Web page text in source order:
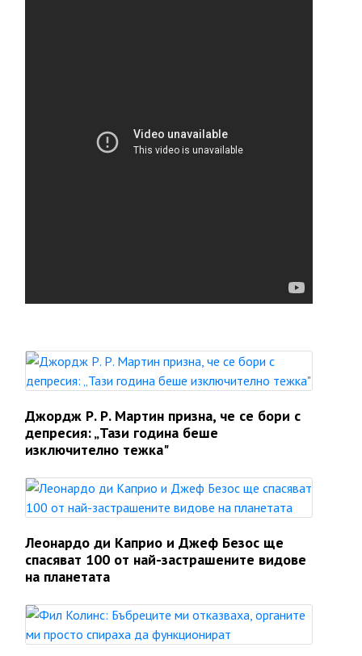
Джордж Р. Р. Мартин призна, че се бори с
депресия: „Тази година беше
изключително тежка"
Леонардо ди Каприо и Джеф Безос ще
спасяват 100 от най-застрашените видове
на планетата